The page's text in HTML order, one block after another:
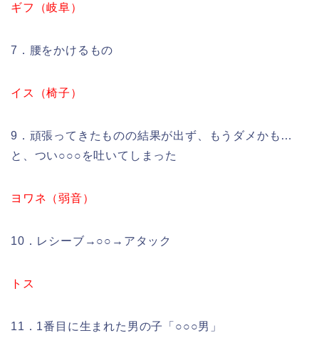
ギフ（岐阜）
7．腰をかけるもの
イス（椅子）
9．頑張ってきたものの結果が出ず、もうダメかも…
と、つい○○○を吐いてしまった
ヨワネ（弱音）
10．レシーブ→○○→アタック
トス
11．1番目に生まれた男の子「○○○男」